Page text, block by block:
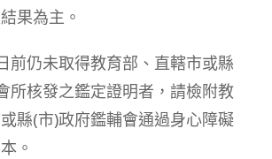
果為主。
前仍未取得教育部、直轄市或縣
所核發之鑑定證明者，請檢附教
縣(市)政府鑑輔會通過身心障礙
。